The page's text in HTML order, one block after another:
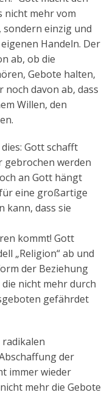
nicht mehr vom
sondern einzig und
Handeln. Der
ab, ob die
Gebote halten,
davon ab, dass
Willen, den
Gott schafft
gebrochen werden
an Gott hängt
eine großartige
kann, dass sie
kommt! Gott
„Religion“ ab und
der Beziehung
nicht mehr durch
gefährdet
radikalen
der
immer wieder
mehr die Gebote